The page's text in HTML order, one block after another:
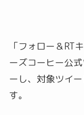
「フォロー＆RT
ーズコーヒー公
ーし、対象ツイ
す。